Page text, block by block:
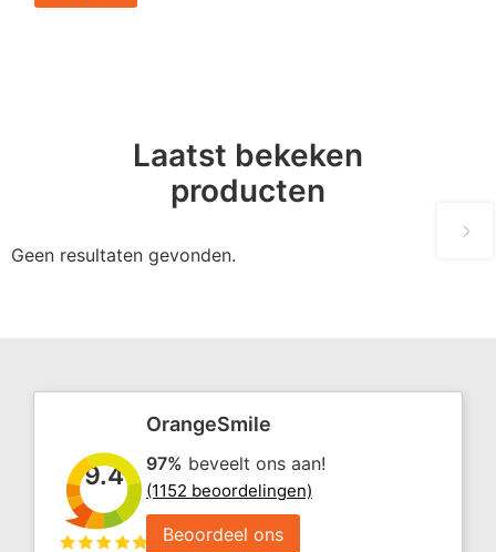
Laatst bekeken
producten
Geen resultaten gevonden.
9.4
OrangeSmile
97% beveelt ons aan!
(1152 beoordelingen)
Beoordeel ons